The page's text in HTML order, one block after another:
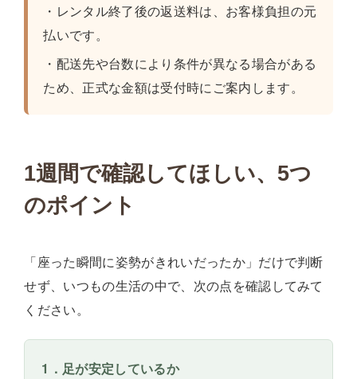
・レンタル終了後の返送料は、お客様負担の元
払いです。
・配送先や台数により条件が異なる場合がある
ため、正式な金額は受付時にご案内します。
1週間で確認してほしい、5つ
のポイント
「座った瞬間に姿勢がきれいだったか」だけで判断
せず、いつもの生活の中で、次の点を確認してみて
ください。
1．足が安定しているか